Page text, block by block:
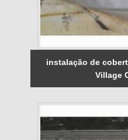
instalação de
Village